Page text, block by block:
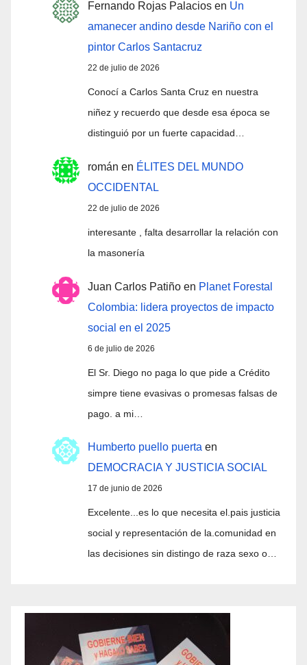
Fernando Rojas Palacios en Un
amanecer andino desde Nariño con el
pintor Carlos Santacruz
22 de julio de 2026
Conocí a Carlos Santa Cruz en nuestra
niñez y recuerdo que desde esa época se
distinguió por un fuerte capacidad…
román en ÉLITES DEL MUNDO
OCCIDENTAL
22 de julio de 2026
interesante , falta desarrollar la relación con
la masonería
Juan Carlos Patiño en Planet Forestal
Colombia: lidera proyectos de impacto
social en el 2025
6 de julio de 2026
El Sr. Diego no paga lo que pide a Crédito
simpre tiene evasivas o promesas falsas de
pago. a mi…
Humberto puello puerta en
DEMOCRACIA Y JUSTICIA SOCIAL
17 de junio de 2026
Excelente...es lo que necesita el.pais justicia
social y representación de la.comunidad en
las decisiones sin distingo de raza sexo o…